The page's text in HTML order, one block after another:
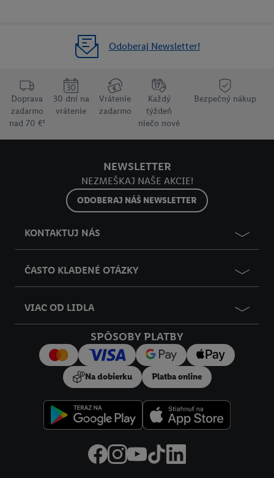
Odoberaj Newsletter!
Doprava
zadarmo
nad 70 €¹
30 dní na
vrátenie
Vrátenie
zadarmo
Každý
týždeň
niečo nové
Bezpečný nákup
NEWSLETTER
NEZMEŠKAJ NAŠE AKCIE!
ODOBERAJ NÁŠ NEWSLETTER
KONTAKTUJ NÁS
ČASTO KLADENÉ OTÁZKY
VIAC OD LIDLA
SPÔSOBY PLATBY
Na dobierku Platba online